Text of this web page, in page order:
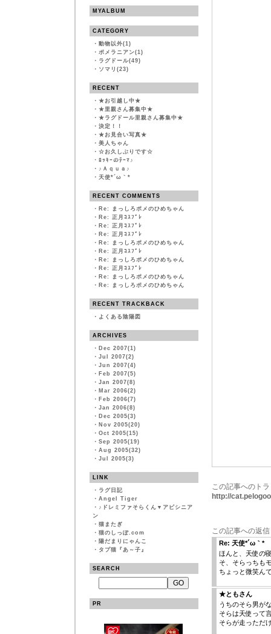
MYALBUM
CATEGORY
・ 動物以外(1)
・ ポメラニアン(1)
・ ラグドール(49)
・ ソマリ(23)
RECENT
・ ★お引越し中★
・ ★里親さん募集中★
・ ★ラグドール里親さん募集中★
・ 決定！！
・ ★お見合い写真★
・ 美人ちゃん
・ ☆お久しぶりです☆
・ ﾛｯｷｰのﾃｰﾏ♪
・ ♪Ａｑｕａ♪
・ 天使*´ω｀*
RECENT COMMENTS
・ Re: まっしろポメのひめちゃん
・ Re: 正月ｺｽﾌﾟﾚ
・ Re: 正月ｺｽﾌﾟﾚ
・ Re: 正月ｺｽﾌﾟﾚ
・ Re: まっしろポメのひめちゃん
・ Re: 正月ｺｽﾌﾟﾚ
・ Re: まっしろポメのひめちゃん
・ Re: 正月ｺｽﾌﾟﾚ
・ Re: まっしろポメのひめちゃん
・ Re: まっしろポメのひめちゃん
RECENT TRACKBACK
・ よくある陰陽図
ARCHIVES
・ Dec 2007(1)
・ Jul 2007(2)
・ Jun 2007(4)
・ Feb 2007(5)
・ Jan 2007(8)
・ Mar 2006(2)
・ Feb 2006(7)
・ Jan 2006(8)
・ Dec 2005(3)
・ Nov 2005(20)
・ Oct 2005(15)
・ Sep 2005(19)
・ Aug 2005(32)
・ Jul 2005(3)
LINK
・ ラグ日記
・ Angel Tiger
・ ♪ドレミファそらくん▼アビシニア
ン
・ 猫またぎ
・ 猫のしっぽ.com
・ 陽だまりにゃんこ
・ タプ猫『あ～子』
SEARCH
PR
この記事へのト
http://
この記事への返信
Re: 天使*´ω｀*
ほんと、天使の
そ、そらっちも
ちょっと微笑ん
★ともさん
うちのそら男が
そらは天使って
そらが走っただ